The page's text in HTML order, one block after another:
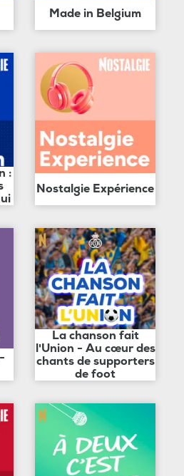
Made in Belgium
:
Nostalgie Expérience
La chanson fait
l'Union - Au cœur des
chants de supporters
de foot